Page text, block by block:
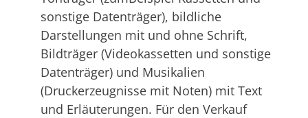
sonstige Datenträger), bildliche
Darstellungen mit und ohne Schrift,
Bildträger (Videokassetten und sonstige
Datenträger) und Musikalien
(Druckerzeugnisse mit Noten) mit Text
und Erläuterungen. Für den Verkauf